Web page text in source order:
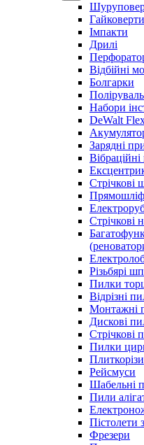
Гайковерти
Імпакти
Дрилі
Відбійні
Болгарки
Набори
DeWalt
Зарядні
Стрічкові
Стрічкові
Різьбярі
Пилки
Відрізні
Монтажні
Дискові
Стрічкові
Пилки
Плиткорізи
Рейсмуси
Шабельні
Пили
Пістолети
Фрезери